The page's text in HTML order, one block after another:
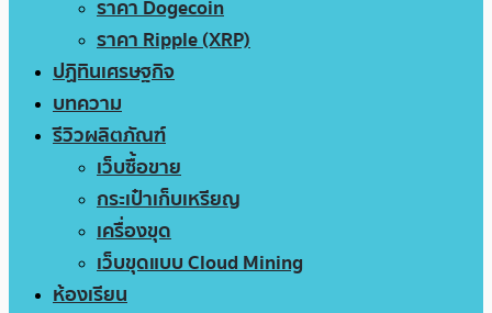
ราคา Dogecoin
ราคา Ripple (XRP)
ปฏิทินเศรษฐกิจ
บทความ
รีวิวผลิตภัณฑ์
เว็บซื้อขาย
กระเป๋าเก็บเหรียญ
เครื่องขุด
เว็บขุดแบบ Cloud Mining
ห้องเรียน